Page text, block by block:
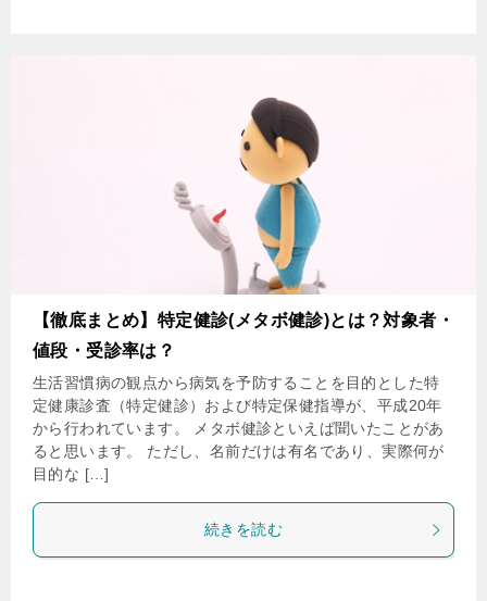
【徹底まとめ】特定健診(メタボ健診)とは？対象者・
値段・受診率は？
生活習慣病の観点から病気を予防することを目的とした特
定健康診査（特定健診）および特定保健指導が、平成20年
から行われています。 メタボ健診といえば聞いたことがあ
ると思います。 ただし、名前だけは有名であり、実際何が
目的な […]
続きを読む